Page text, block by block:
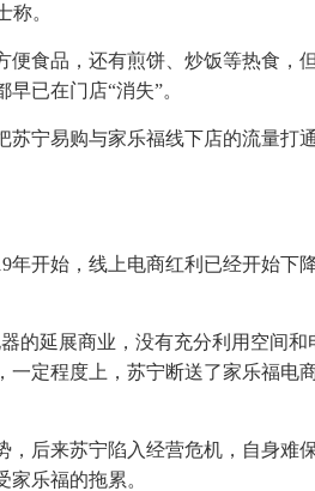
称。
食品，还有煎饼、炒饭等热食，
已在门店“消失”。
宁易购与家乐福线下店的流量打
年开始，线上电商红利已经开始下
的延展商业，没有充分利用空间和
定程度上，苏宁断送了家乐福电
后来苏宁陷入经营危机，自身难
乐福的拖累。